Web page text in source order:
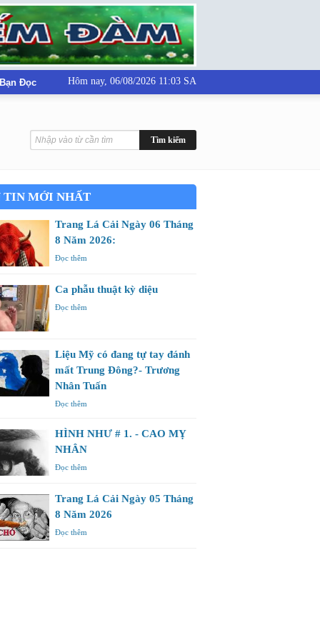
Đọc Hôm nay, 06/08/2026 11:03 SA
TIN MỚI NHẤT
Trang Lá Cải Ngày 06 Tháng
8 Năm 2026:
Đọc thêm
Ca phẫu thuật kỳ diệu
Đọc thêm
Liệu Mỹ có đang tự tay đánh
mất Trung Đông?- Trương
Nhân Tuấn
Đọc thêm
HÌNH NHƯ # 1. - CAO MỴ
NHÂN
Đọc thêm
Trang Lá Cải Ngày 05 Tháng
8 Năm 2026
Đọc thêm